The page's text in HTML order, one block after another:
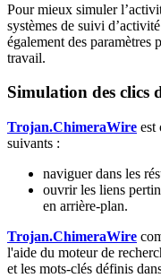
Pour mieux simuler
systèmes de suivi
également des paramètres
travail.
Simulation des clics
Trojan.ChimeraWire est
suivants :
naviguer dans les
ouvrir les liens
en arrière-plan.
Trojan.ChimeraWire
l'aide du moteur de
et les mots-clés définis